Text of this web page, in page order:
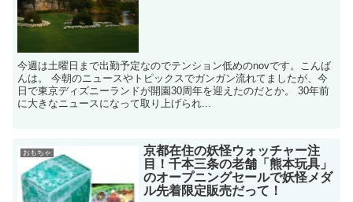
今週は土曜日まで出勤予定なのでテンション低めのnovです。こんば
んは。 今朝のニュースやトピックスでガンガン流れてましたが、今
日で東京ディズニーランドが開園30周年を迎えたのだとか。 30年前
に大きなニュースになって取り上げられ...
おもちゃ
京都在住の妖怪ウォッチャー注
目！千本三条の老舗「熊本玩具」
のオープニングセールで妖怪メダ
ル先着限定販売だって！